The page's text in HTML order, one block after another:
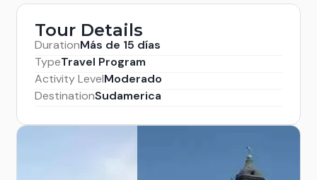
Tour Details
DurationMás de 15 días
TypeTravel Program
Activity LevelModerado
DestinationSudamerica